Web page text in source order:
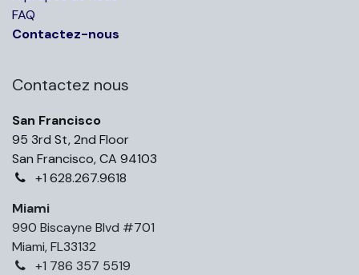
FAQ
Contactez-nous
Contactez nous
San Francisco
95 3rd St, 2nd Floor
San Francisco, CA 94103
+1 628.267.9618
Miami
990 Biscayne Blvd #701
Miami, FL33132
+1 786 357 5519